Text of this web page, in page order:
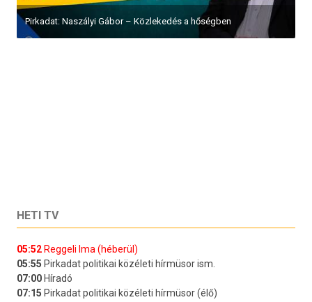
Pirkadat: Naszályi Gábor – Közlekedés a hőségben
HETI TV